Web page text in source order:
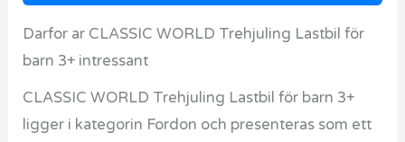
Darfor ar CLASSIC WORLD Trehjuling Lastbil för
barn 3+ intressant
CLASSIC WORLD Trehjuling Lastbil för barn 3+
ligger i kategorin Fordon och presenteras som ett